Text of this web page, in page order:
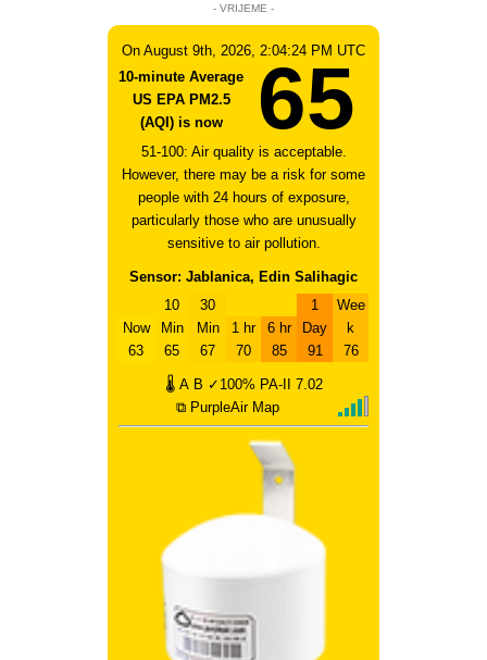
- VRIJEME -
On August 9th, 2026, 2:04:24 PM UTC
10-minute Average
US EPA PM2.5
(AQI) is now
65
51-100: Air quality is acceptable.
However, there may be a risk for some
people with 24 hours of exposure,
particularly those who are unusually
sensitive to air pollution.
Sensor: Jablanica, Edin Salihagic
Now
63
10
Min
65
30
Min
67
1 hr
70
6 hr
85
1
Day
91
Wee
k
76
🌡 A B ✓100% PA-II 7.02
⧉ PurpleAir Map